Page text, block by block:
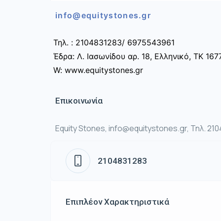
info@equitystones.gr
Τηλ. : 2104831283/ 6975543961
Έδρα: Λ. Ιασωνίδου αρ. 18, Ελληνικό, ΤΚ
W: www.equitystones.gr
Επικοινωνία
Equity Stones, info@equitystones.gr, Τηλ.
2104831283
Επιπλέον Χαρακτηριστικά